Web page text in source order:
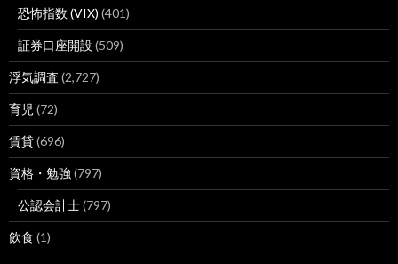
恐怖指数 (VIX) (401)
証券口座開設 (509)
浮気調査 (2,727)
育児 (72)
賃貸(696)
資格・勉強 (797)
公認会計士(797)
飲食 (1)